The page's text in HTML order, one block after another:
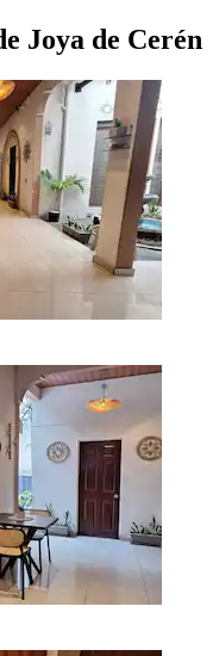
Joya de Cerén